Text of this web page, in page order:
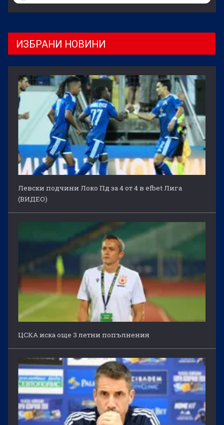
ИЗБРАНИ НОВИНИ
Левски подчини Локо Пд за 4 от 4 в efbet Лига
(ВИДЕО)
ЦСКА иска още 3 летни попълнения